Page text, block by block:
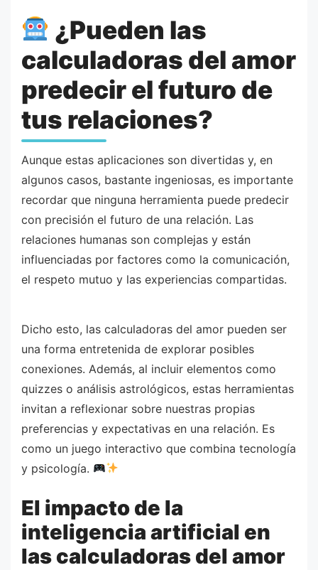
¿Pueden las
calculadoras del amor
predecir el futuro de
tus relaciones?
Aunque estas aplicaciones son divertidas y, en
algunos casos, bastante ingeniosas, es importante
recordar que ninguna herramienta puede predecir
con precisión el futuro de una relación. Las
relaciones humanas son complejas y están
influenciadas por factores como la comunicación,
el respeto mutuo y las experiencias compartidas.
Dicho esto, las calculadoras del amor pueden ser
una forma entretenida de explorar posibles
conexiones. Además, al incluir elementos como
quizzes o análisis astrológicos, estas herramientas
invitan a reflexionar sobre nuestras propias
preferencias y expectativas en una relación. Es
como un juego interactivo que combina tecnología
y psicología.
El impacto de la
inteligencia artificial en
las calculadoras del amor